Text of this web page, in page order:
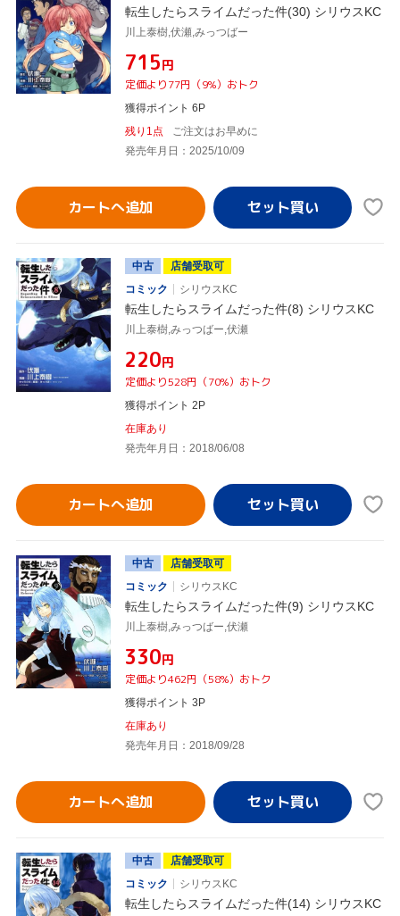
転生したらスライムだった件(30) シリウスKC
川上泰樹,伏瀬,みっつばー
¥715円
定価より77円（9%）おトク
獲得ポイント 6P
残り1点
ご注文はお早めに
発売年月日：2025/10/09
カートへ追加
中古
店舗受取可
コミック
シリウスKC
転生したらスライムだった件(8) シリウスKC
川上泰樹,みっつばー,伏瀬
¥220円
定価より528円（70%）おトク
獲得ポイント 2P
在庫あり
発売年月日：2018/06/08
カートへ追加
中古
店舗受取可
コミック
シリウスKC
転生したらスライムだった件(9) シリウスKC
川上泰樹,みっつばー,伏瀬
¥330円
定価より462円（58%）おトク
獲得ポイント 3P
在庫あり
発売年月日：2018/09/28
カートへ追加
中古
店舗受取可
コミック
シリウスKC
転生したらスライムだった件(14) シリウスKC